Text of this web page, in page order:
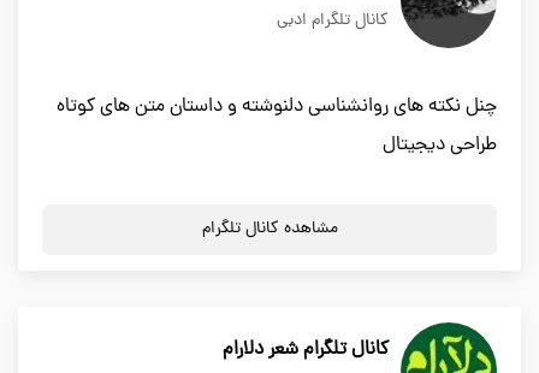
کانال تلگرام ادبی
چنل نکته های روانشناسی دلنوشته و داستان متن های کوتاه
طراحی دیجیتال
مشاهده کانال تلگرام
کانال تلگرام شعر دلارام